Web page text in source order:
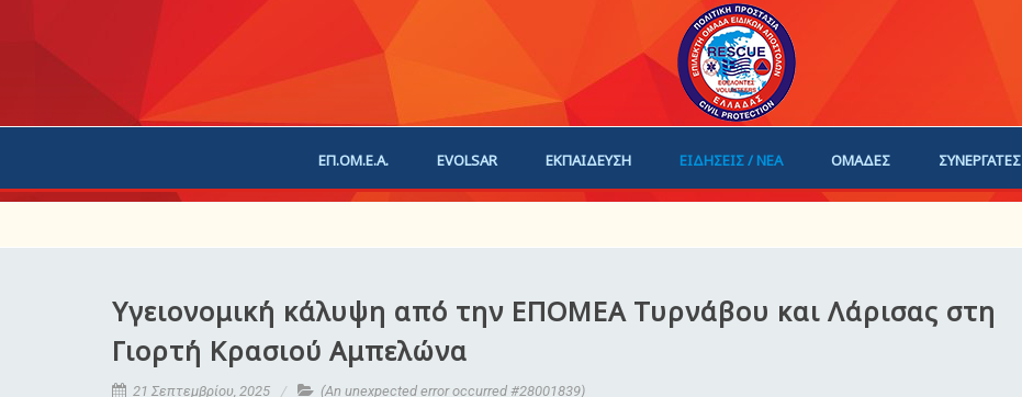
ΕΠ.ΟΜ.Ε.Α. EVOLSAR ΕΚΠΑΙΔΕΥΣΗ ΕΙΔΗΣΕΙΣ / ΝΕΑ ΟΜΑΔΕΣ ΣΥΝΕΡΓΑΤΕΣ
Υγειονομική κάλυψη από την ΕΠΟΜΕΑ Τυρνάβου και Λάρισας στη
Γιορτή Κρασιού Αμπελώνα
21 Σεπτεμβρίου, 2025 (An unexpected error occurred #28001839)